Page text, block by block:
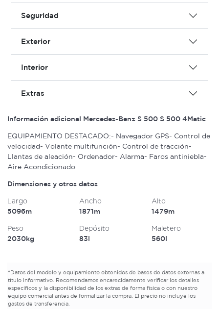
Seguridad
Exterior
Interior
Extras
Información adicional Mercedes-Benz S 500 S 500 4Matic
EQUIPAMIENTO DESTACADO:- Navegador GPS- Control de
velocidad- Volante multifunción- Control de tracción-
Llantas de aleación- Ordenador- Alarma- Faros antiniebla-
Aire Acondicionado
Dimensiones y otros datos
Largo
5096m
Ancho
1871m
Alto
1479m
Peso
2030kg
Depósito
83l
Maletero
560l
*Datos del modelo y equipamiento obtenidos de bases de datos externas a
título informativo. Recomendamos encarecidamente verificar los detalles
específicos y la disponibilidad de los extras de forma física o con nuestro
equipo comercial antes de formalizar la compra. El precio no incluye los
gastos de transferencia.